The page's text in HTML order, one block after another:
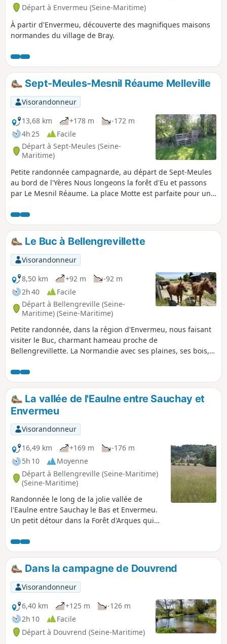
Départ à Envermeu (Seine-Maritime)
À partir d'Envermeu, découverte des magnifiques maisons
normandes du village de Bray.
Sept-Meules-Mesnil Réaume Melleville
Visorandonneur
13,68 km
+178 m
-172 m
4h 25
Facile
Départ à Sept-Meules (Seine-
Maritime)
Petite randonnée campagnarde, au départ de Sept-Meules
au bord de l'Yères Nous longeons la forêt d'Eu et passons
par Le Mesnil Réaume. La place Motte est parfaite pour une
vue sur la vallée de l'Yéres.
Le Buc à Bellengrevillette
Visorandonneur
8,50 km
+92 m
-92 m
2h 40
Facile
Départ à Bellengreville (Seine-
Maritime) (Seine-Maritime)
Petite randonnée, dans la région d'Envermeu, nous faisant
visiter le Buc, charmant hameau proche de
Bellengrevillette. La Normandie avec ses plaines, ses bois,
La vallée de l'Eaulne entre Sauchay et
Envermeu
Visorandonneur
16,49 km
+169 m
-176 m
5h 10
Moyenne
Départ à Bellengreville (Seine-Maritime)
(Seine-Maritime)
Randonnée le long de la jolie vallée de
l'Eaulne entre Sauchay le Bas et Envermeu.
Un petit détour dans la Forêt d'Arques qui
des ours et des jacinthes des bois. Petite
visite du plateau de l'Aliermont, par la plaine
des Vacillots, le Château de Saint Nicolas et
retour sur Hybouville et son manoir.
Dans la campagne de Douvrend
Visorandonneur
6,40 km
+125 m
-126 m
2h 10
Facile
Départ à Douvrend (Seine-Maritime)